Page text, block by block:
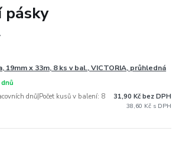
pásky
19mm x 33m, 8 ks v bal., VICTORIA, průhledná
dnů|Počet kusů v balení: 8
38,60 Kč
31,90 Kč bez DPH